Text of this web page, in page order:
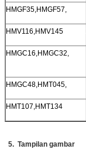
HMGF35,HMGF57,
HMV116,HMV145
HMGC16,HMGC32,
HMGC48,HMT045,
HMT107,HMT134
5. Tampilan gambar